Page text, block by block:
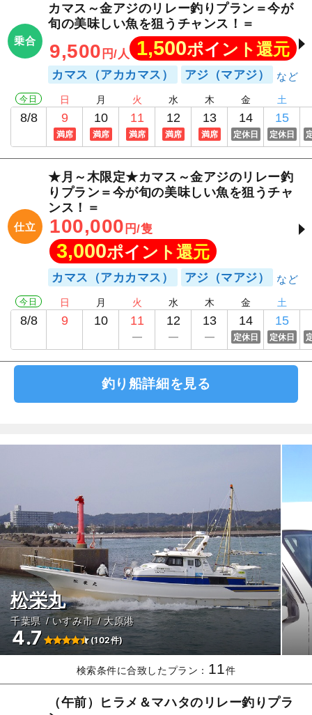
乗合
カマス～金アジのリレー釣りプラン＝今が
旬の美味しい魚を狙うチャンス！＝
9,500 円/人 1,500ポイント還元
カマス（アカカマス） アジ（マアジ）
今日
8/8
日
9
満席
月
10
満席
火
11
満席
水
12
満席
木
13
満席
金
14
定休日
土
15
定休日
仕立
★月～木限定★カマス～金アジのリレー釣
りプラン＝今が旬の美味しい魚を狙うチャ
ンス！＝
100,000 円/隻
3,000ポイント還元
カマス（アカカマス） アジ（マアジ）
今日
8/8
日
9
月
10
火
11
水
12
木
13
金
14
定休日
土
15
定休日
釣り船詳細を見る
松栄丸
千葉県 いすみ市 大原港
4.7 (102件)
検索条件に合致したプラン： 11件
（午前）ヒラメ＆マハタのリレー釣りプラ